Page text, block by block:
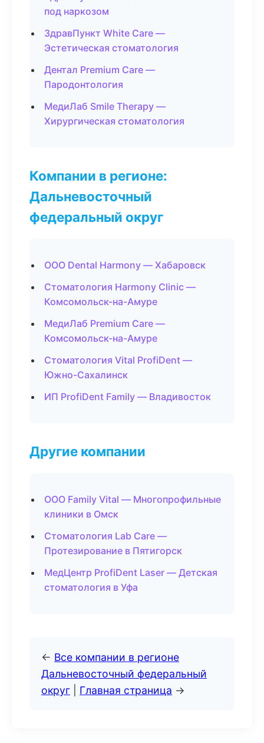
под наркозом
ЗдравПункт White Care —
Эстетическая стоматология
Дентал Premium Care —
Пародонтология
МедиЛаб Smile Therapy —
Хирургическая стоматология
Компании в регионе:
Дальневосточный
федеральный округ
ООО Dental Harmony — Хабаровск
Стоматология Harmony Clinic —
Комсомольск-на-Амуре
МедиЛаб Premium Care —
Комсомольск-на-Амуре
Стоматология Vital ProfiDent —
Южно-Сахалинск
ИП ProfiDent Family — Владивосток
Другие компании
ООО Family Vital — Многопрофильные
клиники в Омск
Стоматология Lab Care —
Протезирование в Пятигорск
МедЦентр ProfiDent Laser — Детская
стоматология в Уфа
← Все компании в регионе
Дальневосточный федеральный
округ
Главная страница →